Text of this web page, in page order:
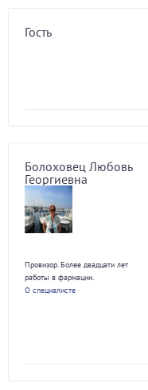
Гость
Болоховец Любовь
Георгиевна
Провизор. Более двадцати лет
работы в фармации.
О специалисте